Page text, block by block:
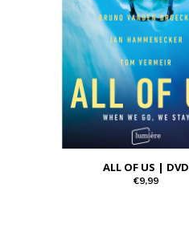
ALL OF US | DVD
€9,99